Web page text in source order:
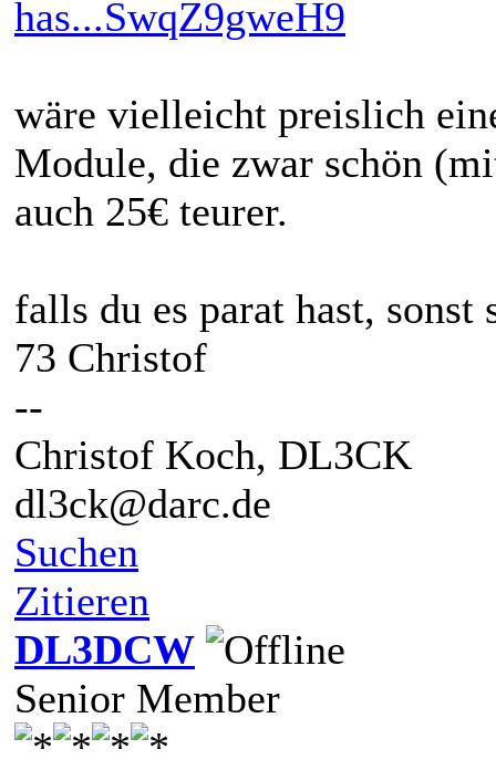
has...SwqZ9gweH9
wäre vielleicht preislich
Module, die zwar schön
auch 25€ teurer.
falls du es parat hast, sonst
73 Christof
--
Christof Koch, DL3CK
dl3ck@darc.de
Suchen
Zitieren
DL3DCW
Senior Member